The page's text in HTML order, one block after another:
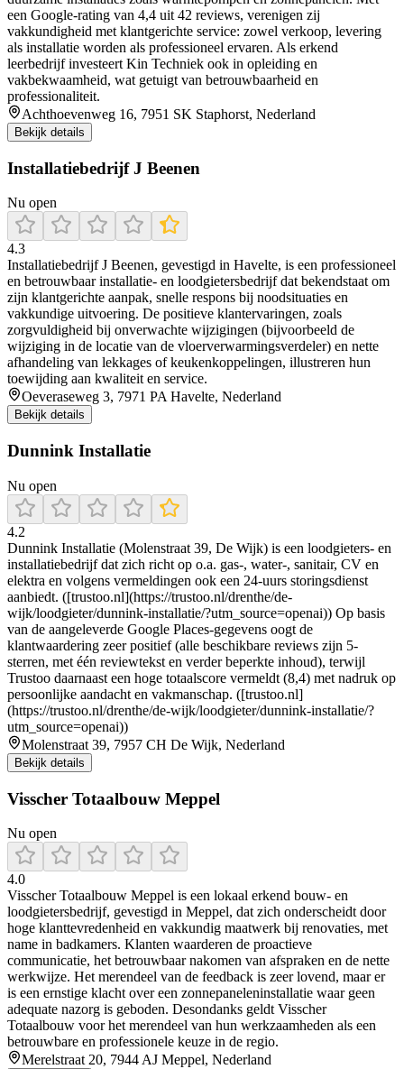
een Google-rating van 4,4 uit 42 reviews, verenigen zij
vakkundigheid met klantgerichte service: zowel verkoop, levering
als installatie worden als professioneel ervaren. Als erkend
leerbedrijf investeert Kin Techniek ook in opleiding en
vakbekwaamheid, wat getuigt van betrouwbaarheid en
professionaliteit.
Achthoevenweg 16, 7951 SK Staphorst, Nederland
Bekijk details
Installatiebedrijf J Beenen
Nu open
4.3
Installatiebedrijf J Beenen, gevestigd in Havelte, is een professioneel
en betrouwbaar installatie- en loodgietersbedrijf dat bekendstaat om
zijn klantgerichte aanpak, snelle respons bij noodsituaties en
vakkundige uitvoering. De positieve klantervaringen, zoals
zorgvuldigheid bij onverwachte wijzigingen (bijvoorbeeld de
wijziging in de locatie van de vloerverwarmingsverdeler) en nette
afhandeling van lekkages of keukenkoppelingen, illustreren hun
toewijding aan kwaliteit en service.
Oeveraseweg 3, 7971 PA Havelte, Nederland
Bekijk details
Dunnink Installatie
Nu open
4.2
Dunnink Installatie (Molenstraat 39, De Wijk) is een loodgieters- en
installatiebedrijf dat zich richt op o.a. gas-, water-, sanitair, CV en
elektra en volgens vermeldingen ook een 24-uurs storingsdienst
aanbiedt. ([trustoo.nl](https://trustoo.nl/drenthe/de-
wijk/loodgieter/dunnink-installatie/?utm_source=openai)) Op basis
van de aangeleverde Google Places-gegevens oogt de
klantwaardering zeer positief (alle beschikbare reviews zijn 5-
sterren, met één reviewtekst en verder beperkte inhoud), terwijl
Trustoo daarnaast een hoge totaalscore vermeldt (8,4) met nadruk op
persoonlijke aandacht en vakmanschap. ([trustoo.nl]
(https://trustoo.nl/drenthe/de-wijk/loodgieter/dunnink-installatie/?
utm_source=openai))
Molenstraat 39, 7957 CH De Wijk, Nederland
Bekijk details
Visscher Totaalbouw Meppel
Nu open
4.0
Visscher Totaalbouw Meppel is een lokaal erkend bouw- en
loodgietersbedrijf, gevestigd in Meppel, dat zich onderscheidt door
hoge klanttevredenheid en vakkundig maatwerk bij renovaties, met
name in badkamers. Klanten waarderen de proactieve
communicatie, het betrouwbaar nakomen van afspraken en de nette
werkwijze. Het merendeel van de feedback is zeer lovend, maar er
is een ernstige klacht over een zonnepaneleninstallatie waar geen
adequate nazorg is geboden. Desondanks geldt Visscher
Totaalbouw voor het merendeel van hun werkzaamheden als een
betrouwbare en professionele keuze in de regio.
Merelstraat 20, 7944 AJ Meppel, Nederland